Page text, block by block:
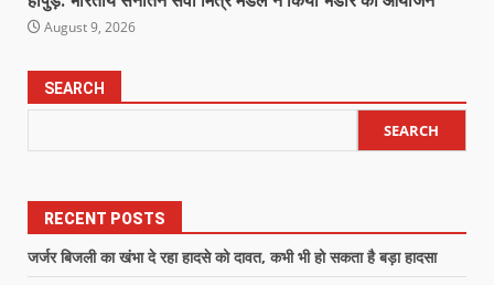
August 9, 2026
SEARCH
SEARCH
RECENT POSTS
जर्जर बिजली का खंभा दे रहा हादसे को दावत, कभी भी हो सकता है बड़ा हादसा